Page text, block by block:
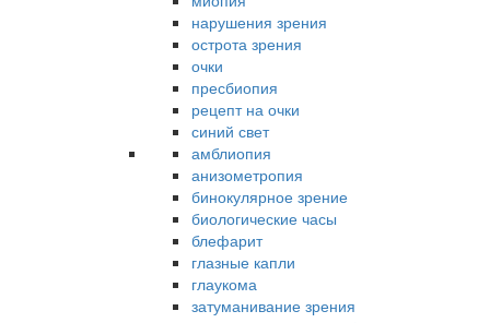
нарушения зрения
острота зрения
очки
пресбиопия
рецепт на очки
синий свет
амблиопия
анизометропия
бинокулярное зрение
биологические часы
блефарит
глазные капли
глаукома
затуманивание зрения